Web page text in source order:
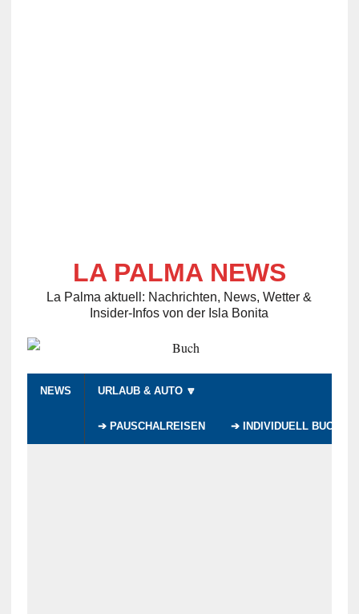
LA PALMA NEWS
La Palma aktuell: Nachrichten, News, Wetter &
Insider-Infos von der Isla Bonita
NEWS URLAUB & AUTO 🔽
➔ PAUSCHALREISEN ➔ INDIVIDUELL BUCHEN